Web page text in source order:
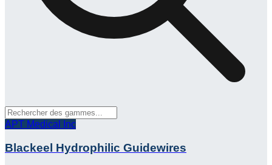
APT Medical Inc
Blackeel Hydrophilic Guidewires